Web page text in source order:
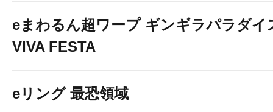
eまわるん超ワープ ギンギラパラダイ
VIVA FESTA
eリング 最恐領域